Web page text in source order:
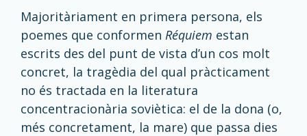
Majoritàriament en primera persona, els
poemes que conformen Réquiem estan
escrits des del punt de vista d’un cos molt
concret, la tragèdia del qual pràcticament
no és tractada en la literatura
concentracionària soviètica: el de la dona (o,
més concretament, la mare) que passa dies